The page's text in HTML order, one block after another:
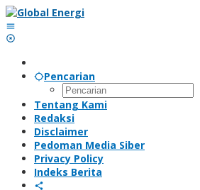
Lewati
ke
konten
Pencarian
Tentang Kami
Redaksi
Disclaimer
Pedoman Media Siber
Privacy Policy
Indeks Berita